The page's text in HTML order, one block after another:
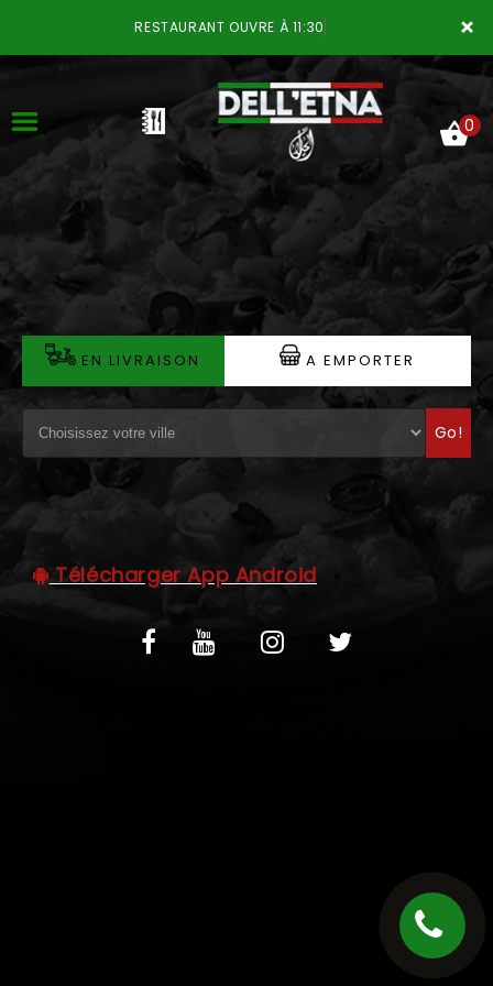
×
RESTAURANT OUVRE À 11:30
ACCUEIL
LA CARTE
VOTRE COMPTE
NOTRE RESTAURANT
VOS AVIS
MENTIONS LÉGALES
0
EN LIVRAISON A EMPORTER
Go!
Télécharger App Android